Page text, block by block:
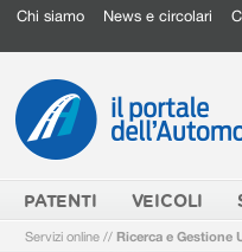
Chi siamo News e circolari
PATENTI VEICOLI
Servizi online // Ricerca e Gestione